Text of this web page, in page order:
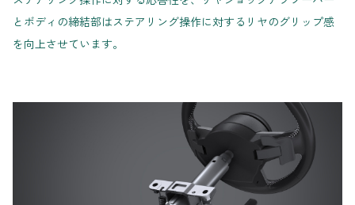
とボディの締結部はステアリング操作に対するリヤのグリップ感
を向上させています。